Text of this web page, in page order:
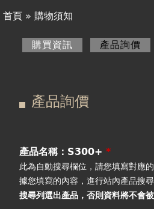
購物須知
購買資訊
視聽室預約
線上商城
您
首頁 » 購物須知
引
標
購買資訊 產品詢價 (
產品詢價
產品名稱：S300+*
此為自動搜尋欄位，請您填寫對應
據您填寫的內容，進行站內產品搜
搜尋列選出產品 ，否則資料將不會被